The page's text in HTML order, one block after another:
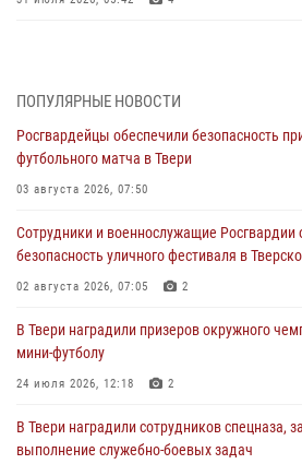
28 июля 2026, 11:30 2
Сотрудники вневедомственной охраны
пресекли 20 правонарушений за неделю в
27 июля 2026, 08:29
В Твери наградили призеров окружного
мини-футболу
24 июля 2026, 12:18 2
Росгвардейцы оказали помощь водителю
22 июля 2026, 08:35
Представители Росгвардии провели
мероприятие для воспитанников летнего
ПОПУЛЯРНЫЕ НОВОСТИ
Росгвардейцы обеспечили безопасность
футбольного матча в Твери
03 августа 2026, 07:50
Сотрудники и военнослужащие Росгвардии
безопасность уличного фестиваля в
02 августа 2026, 07:05 2
В Твери наградили призеров окружного
мини-футболу
24 июля 2026, 12:18 2
В Твери наградили сотрудников спецназа,
выполнение служебно-боевых задач